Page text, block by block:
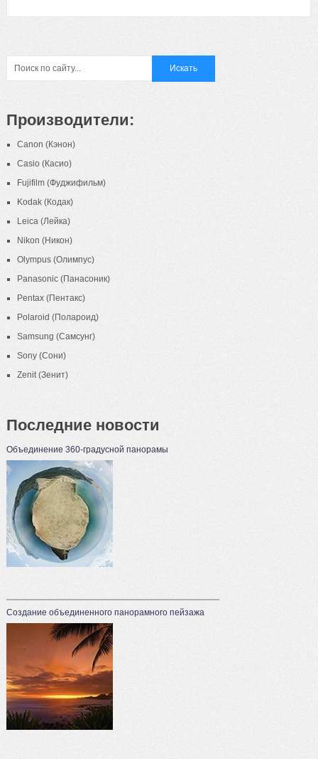
Производители:
Canon (Кэнон)
Casio (Касио)
Fujifilm (Фуджифильм)
Kodak (Кодак)
Leica (Лейка)
Nikon (Никон)
Olympus (Олимпус)
Panasonic (Панасоник)
Pentax (Пентакс)
Polaroid (Полароид)
Samsung (Самсунг)
Sony (Сони)
Zenit (Зенит)
Последние новости
Объединение 360-градусной панорамы
Создание объединенного панорамного пейзажа